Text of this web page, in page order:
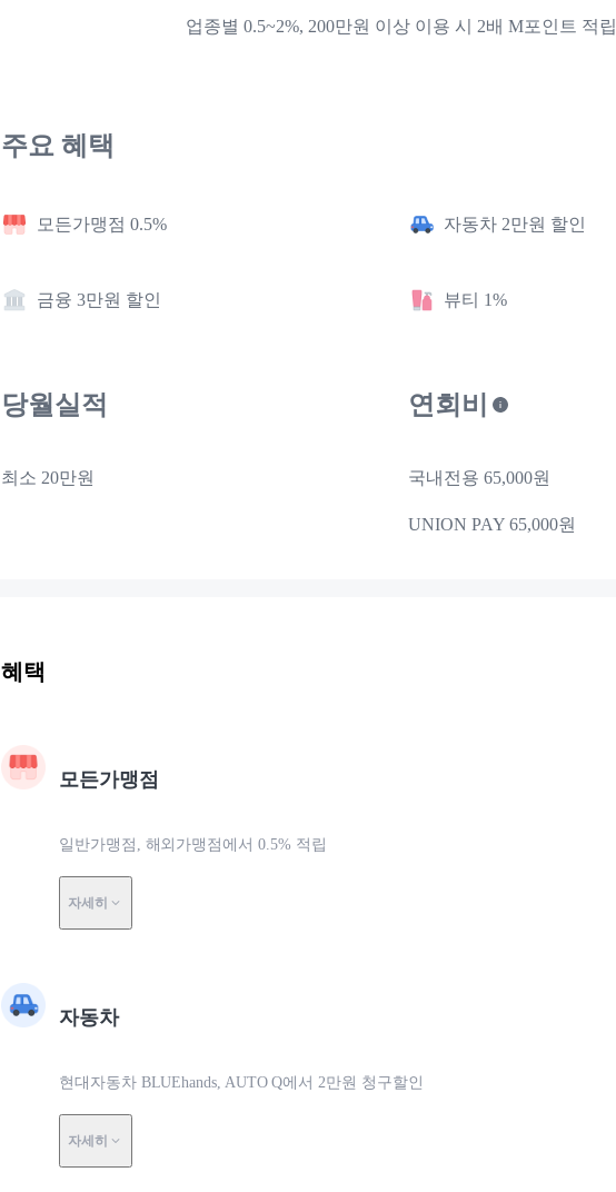
업종별 0.5~2%, 200만원 이상 이용 시 2배 M포인트 적립
주요 혜택
모든가맹점 0.5% 자동차 2만원 할인
금융 3만원 할인 뷰티 1%
당월실적
최소 20만원
연회비
국내전용 65,000원
UNION PAY 65,000원
혜택
모든가맹점
일반가맹점, 해외가맹점에서 0.5% 적립
자세히
자동차
현대자동차 BLUEhands, AUTO Q에서 2만원 청구할인
자세히